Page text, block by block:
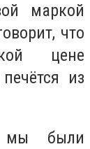
маркой
что
цене
из
мы были